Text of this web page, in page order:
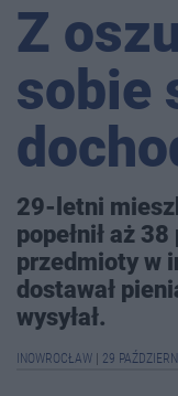
Z
sobie
29-letni
popełnił aż
przedmioty w
dostawał
wysyłał.
INOWROCŁAW 29